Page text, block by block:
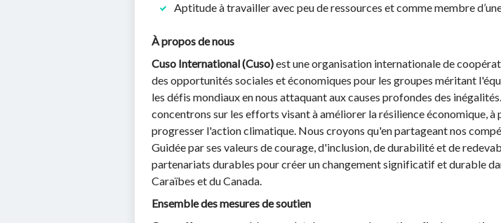
Aptitude à travailler avec peu de ressources et comme membre
À propos de nous
Cuso International (Cuso)est une organisation internationale de
des opportunités sociales et économiques pour les groupes méritant
les défis mondiaux en nous attaquant aux causes profondes des
concentrons sur les efforts visant à améliorer la résilience économique,
progresser l'action climatique. Nous croyons qu'en partageant nos
Guidée par ses valeurs de courage, d'inclusion, de durabilité et de
partenariats durables pour créer un changement significatif et durable
Caraïbes et du Canada.
Ensemble des mesures de soutien